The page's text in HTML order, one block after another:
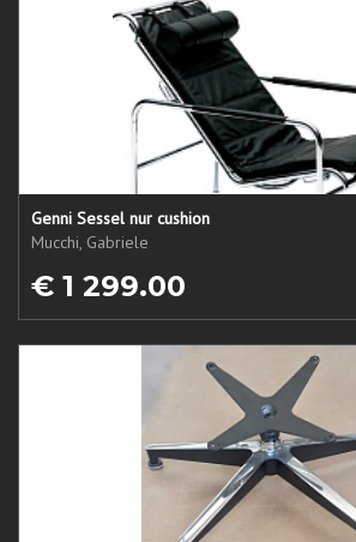
Genni Sessel nur cushion
Mucchi, Gabriele
€ 1 299.00